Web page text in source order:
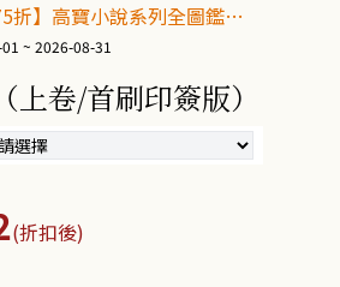
折】高寶小說系列全圖鑑書
~ 2026-08-31
上卷/首刷印簽版）
(折扣後)